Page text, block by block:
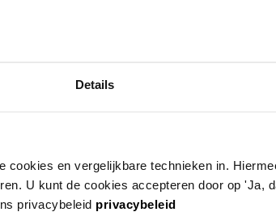
Details
cookies en vergelijkbare technieken in.
U kunt de cookies accepteren door op 'Ja,
privacybeleid privacybeleid